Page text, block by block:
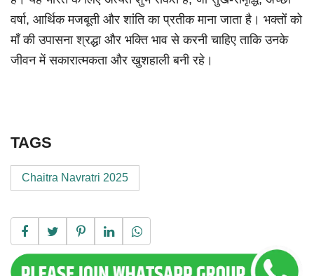
वर्षा, आर्थिक मजबूती और शांति का प्रतीक माना जाता है। भक्तों को
माँ की उपासना श्रद्धा और भक्ति भाव से करनी चाहिए ताकि उनके
जीवन में सकारात्मकता और खुशहाली बनी रहे।
TAGS
Chaitra Navratri 2025